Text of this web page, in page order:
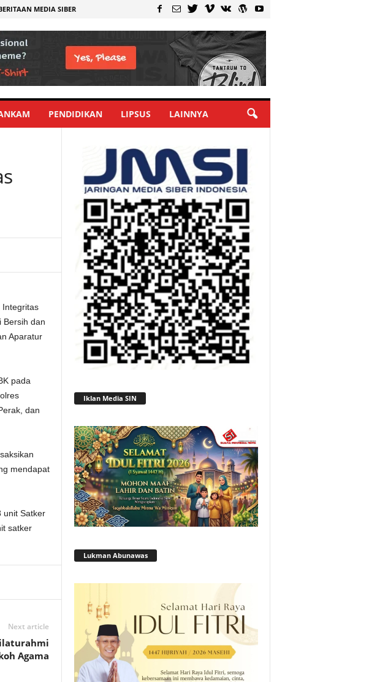
MEDIA SIBER
PENDIDIKAN LIPSUS LAINNYA
Integritas
Bersih dan
Aparatur
pada
dan
mendapat
unit Satker
satker
Next article
Agama
Iklan Media SIN
Lukman Abunawas